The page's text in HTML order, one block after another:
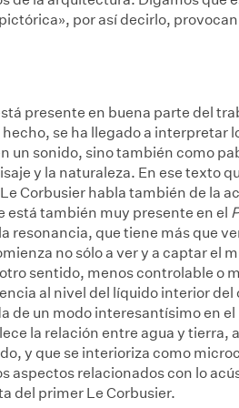
por así decirlo,
presente en buena parte del
se ha llegado a interpretar
un sonido, sino también como
y la naturaleza. En ese texto
Corbusier habla también de la
está también muy presente en el
resonancia, que tiene más que
no sólo a ver y a captar el
sentido, menos controlable o
al nivel del líquido interior del
de un modo interesantísimo en el
la relación entre agua y tierra,
y que se interioriza como
aspectos relacionados con lo
del primer Le Corbusier.